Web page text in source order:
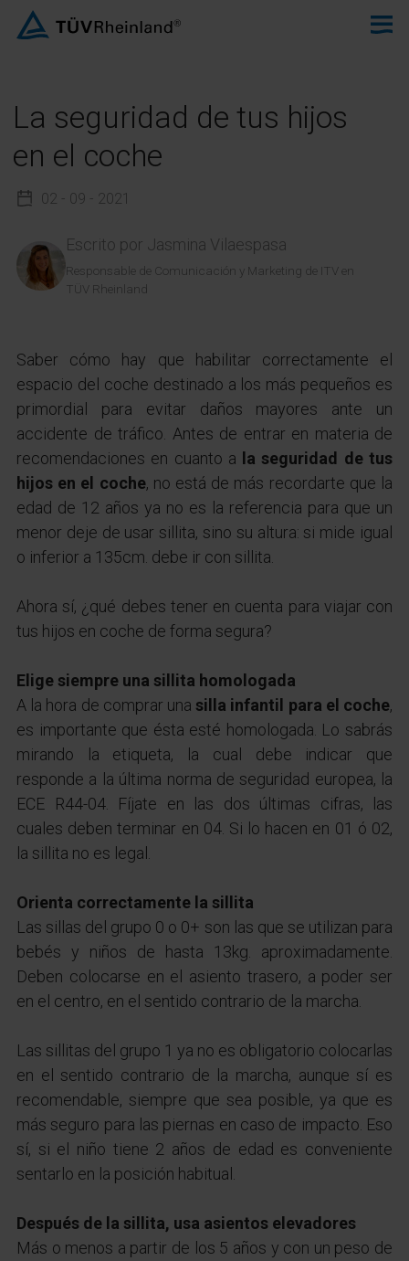
La seguridad de tus hijos
en el coche
02 - 09 - 2021
Escrito por Jasmina Vilaespasa
Responsable de Comunicación y Marketing de ITV en
TÜV Rheinland
Saber cómo hay que habilitar correctamente el
espacio del coche destinado a los más pequeños es
primordial para evitar daños mayores ante un
accidente de tráfico. Antes de entrar en materia de
recomendaciones en cuanto a
la seguridad de tus
hijos en el coche, no está de más recordarte que la
edad de 12 años ya no es la referencia para que un
menor deje de usar sillita, sino su altura: si mide igual
o inferior a 135cm. debe ir con sillita.
Ahora sí, ¿qué debes tener en cuenta para viajar con
tus hijos en coche de forma segura?
Elige siempre una sillita homologada
A la hora de comprar una silla infantil para el coche,
es importante que ésta esté homologada. Lo sabrás
mirando la etiqueta, la cual debe indicar que
responde a la última norma de seguridad europea, la
ECE R44-04. Fíjate en las dos últimas cifras, las
cuales deben terminar en 04. Si lo hacen en 01 ó 02,
la sillita no es legal.
Orienta correctamente la sillita
Las sillas del grupo 0 o 0+ son las que se utilizan para
bebés y niños de hasta 13kg. aproximadamente.
Deben colocarse en el asiento trasero, a poder ser
en el centro, en el sentido contrario de la marcha.
Las sillitas del grupo 1 ya no es obligatorio colocarlas
en el sentido contrario de la marcha, aunque sí es
recomendable, siempre que sea posible, ya que es
más seguro para las piernas en caso de impacto. Eso
sí, si el niño tiene 2 años de edad es conveniente
sentarlo en la posición habitual.
Después de la sillita, usa asientos elevadores
Más o menos a partir de los 5 años y con un peso de